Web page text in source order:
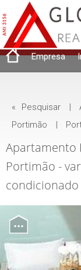
Empresa
« Pesquisar |
Portimão
|
Apartamento
Portimão -
condicionado